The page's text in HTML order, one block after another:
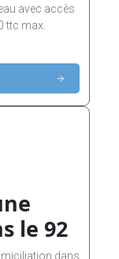
avec accès
ttc max.
le 92
dans